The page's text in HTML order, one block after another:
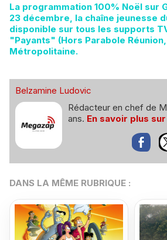
La programmation 100% Noël sur
23 décembre, la chaîne jeunesse
disponible sur tous les supports
"Payants" (Hors Parabole
Métropolitaine.
Belzamine Ludovic
Rédacteur en chef de
ans. En savoir plus
DANS LA MÊME RUBRIQUE :